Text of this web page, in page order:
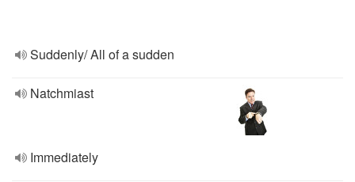
Suddenly/ All of a sudden
Natchmiast
Immediately